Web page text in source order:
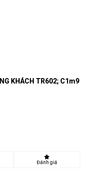
KHÁCH TR602; C1m9
Đánh giá